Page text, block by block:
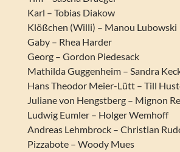
Karl – Tobias Diakow
Klößchen (Willi) – Manou Lubowski
Gaby – Rhea Harder
Georg – Gordon Piedesack
Mathilda Guggenheim – Sandra
Hans Theodor Meier-Lütt – Till
Juliane von Hengstberg – Mignon
Ludwig Eumler – Holger Wemhoff
Andreas Lehmbrock – Christian
Pizzabote – Woody Mues